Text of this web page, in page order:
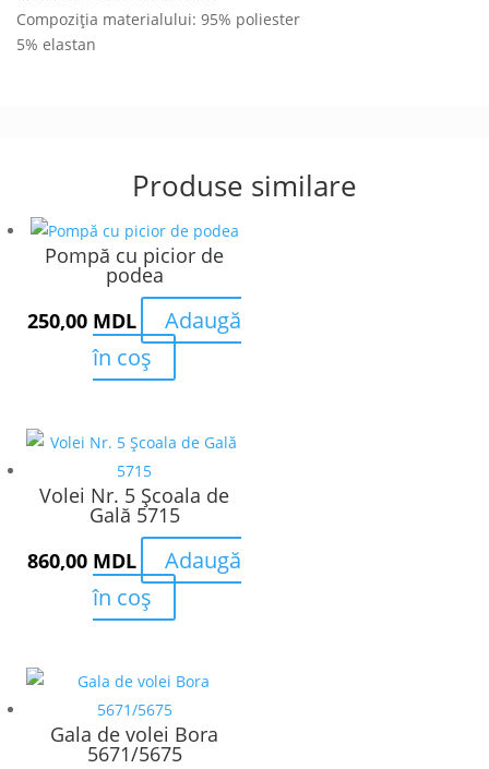
Compoziția materialului: 95% poliester
5% elastan
Produse similare
Pompă cu picior de
podea
250,00 MDL
Adaugă
în coș
Volei Nr. 5 Școala de
Gală 5715
860,00 MDL
Adaugă
în coș
Gala de volei Bora
5671/5675